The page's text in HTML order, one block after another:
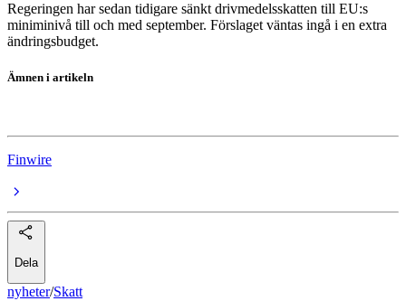
Regeringen har sedan tidigare sänkt drivmedelsskatten till EU:s
miniminivå till och med september. Förslaget väntas ingå i en extra
ändringsbudget.
Ämnen i artikeln
Finwire
Dela
nyheter/Skatt